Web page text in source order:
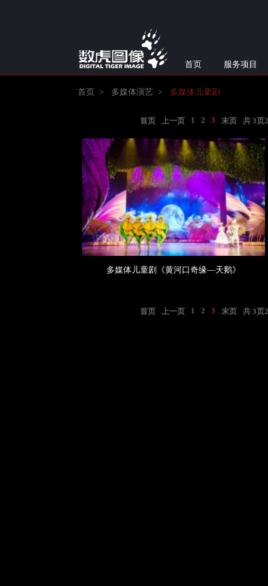
首页 服务项目
首页 > 多媒体演艺 > 多媒体儿童剧
首页 上一页 1 2 3 末页 共 3页
多媒体儿童剧《黄河口奇缘—天鹅》
首页 上一页 1 2 3 末页 共 3页